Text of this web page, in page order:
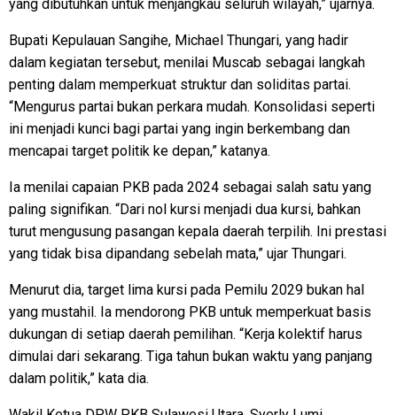
yang dibutuhkan untuk menjangkau seluruh wilayah,” ujarnya.
Bupati Kepulauan Sangihe, Michael Thungari, yang hadir
dalam kegiatan tersebut, menilai Muscab sebagai langkah
penting dalam memperkuat struktur dan soliditas partai.
“Mengurus partai bukan perkara mudah. Konsolidasi seperti
ini menjadi kunci bagi partai yang ingin berkembang dan
mencapai target politik ke depan,” katanya.
Ia menilai capaian PKB pada 2024 sebagai salah satu yang
paling signifikan. “Dari nol kursi menjadi dua kursi, bahkan
turut mengusung pasangan kepala daerah terpilih. Ini prestasi
yang tidak bisa dipandang sebelah mata,” ujar Thungari.
Menurut dia, target lima kursi pada Pemilu 2029 bukan hal
yang mustahil. Ia mendorong PKB untuk memperkuat basis
dukungan di setiap daerah pemilihan. “Kerja kolektif harus
dimulai dari sekarang. Tiga tahun bukan waktu yang panjang
dalam politik,” kata dia.